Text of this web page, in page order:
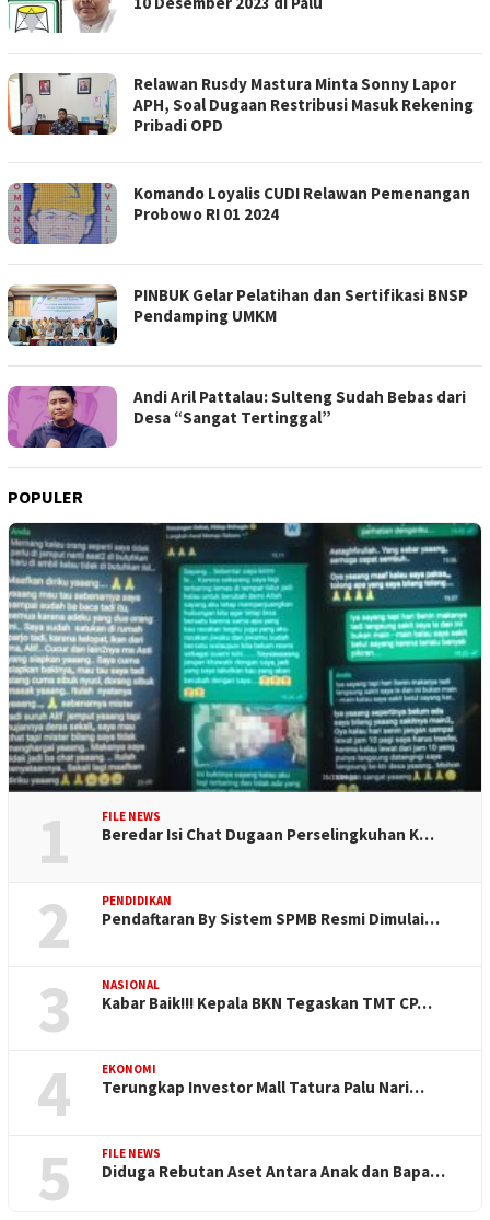
Relawan Rusdy Mastura Minta Sonny Lapor
APH, Soal Dugaan Restribusi Masuk Rekening
Pribadi OPD
Komando Loyalis CUDI Relawan Pemenangan
Probowo RI 01 2024
PINBUK Gelar Pelatihan dan Sertifikasi BNSP
Pendamping UMKM
Andi Aril Pattalau: Sulteng Sudah Bebas dari
Desa “Sangat Tertinggal”
POPULER
1 FILE NEWS
Beredar Isi Chat Dugaan Perselingkuhan K…
2 PENDIDIKAN
Pendaftaran By Sistem SPMB Resmi Dimulai…
3 NASIONAL
Kabar Baik!!! Kepala BKN Tegaskan TMT CP…
4 EKONOMI
Terungkap Investor Mall Tatura Palu Nari…
5 FILE NEWS
Diduga Rebutan Aset Antara Anak dan Bapa…